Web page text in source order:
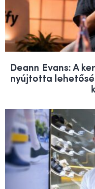
Deann Evans: A
nyújtotta